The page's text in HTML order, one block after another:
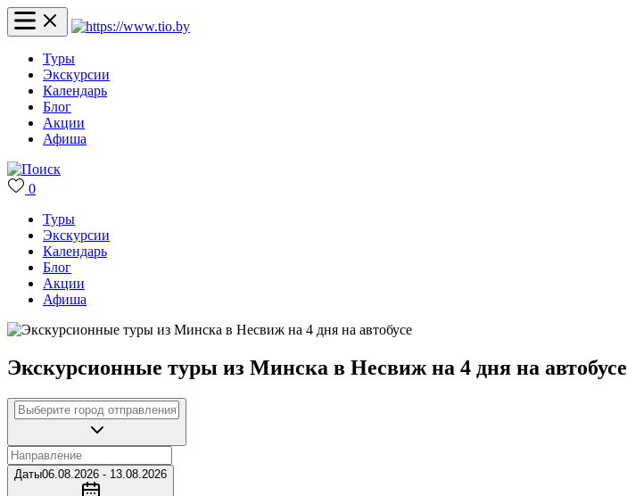
Туры
Экскурсии
Календарь
Блог
Акции
Афиша
0
Туры
Экскурсии
Календарь
Блог
Акции
Афиша
Экскурсионные туры из Минска в Несвиж на 4 дня на автобусе
Даты06.08.2026 - 13.08.2026